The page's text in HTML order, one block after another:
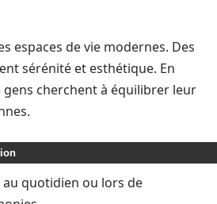
espaces de vie modernes. Des
sérénité et esthétique. En
gens cherchent à équilibrer leur
au quotidien ou lors de